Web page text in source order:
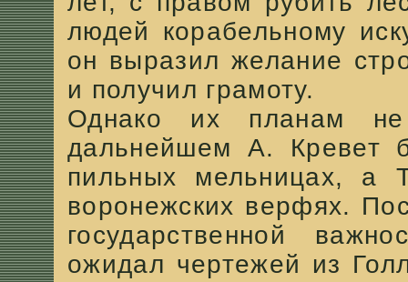
людей корабельному
он выразил желание
и получил грамоту.
Однако их планам
дальнейшем А. Кревет
пильных мельницах, а
воронежских верфях.
государственной
ожидал чертежей из